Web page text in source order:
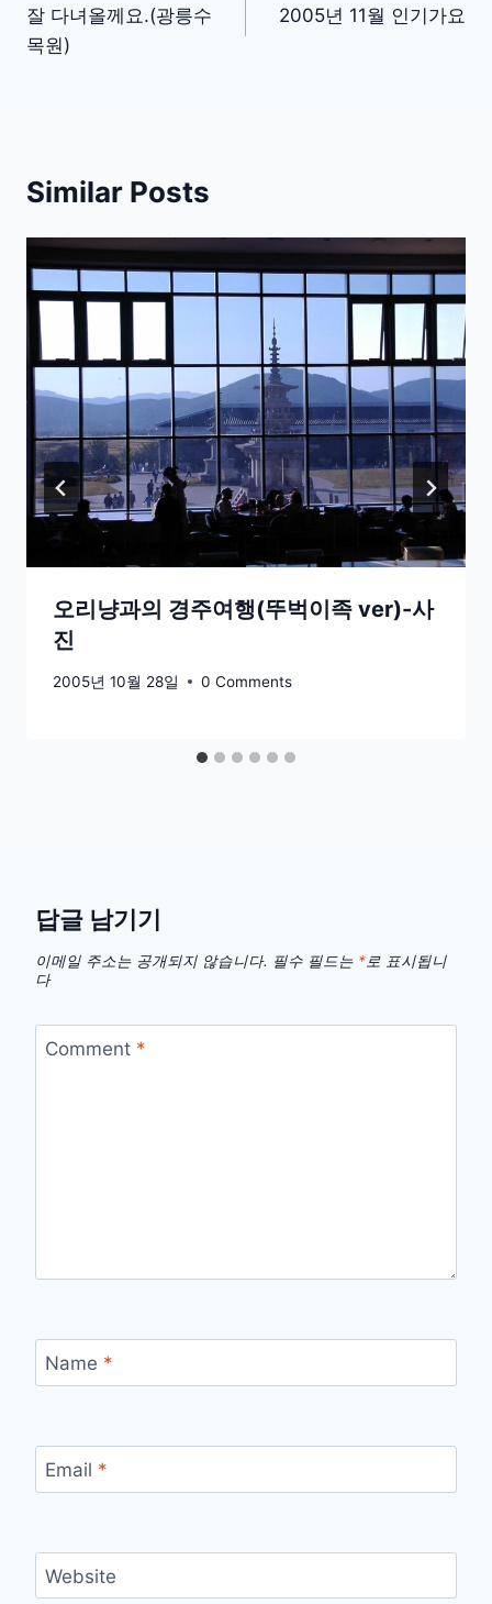
탐
색
잘 다녀올께요.(광릉수
목원)
2005년 11월 인기가요
Similar Posts
오리냥과의 경주여행(뚜벅이족 ver)-사
진
2005년 10월 28일 0 Comments
답글 남기기
이메일 주소는 공개되지 않습니다. 필수 필드는 *로 표시됩니
다
Comment *
Name *
Email *
Website